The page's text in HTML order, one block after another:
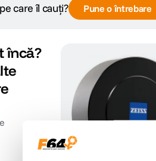
care îl cauți? Pune o întrebare
încă?